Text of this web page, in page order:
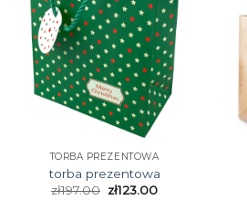
TORBA PREZENTOWA
torba prezentowa
zł197.00 zł123.00